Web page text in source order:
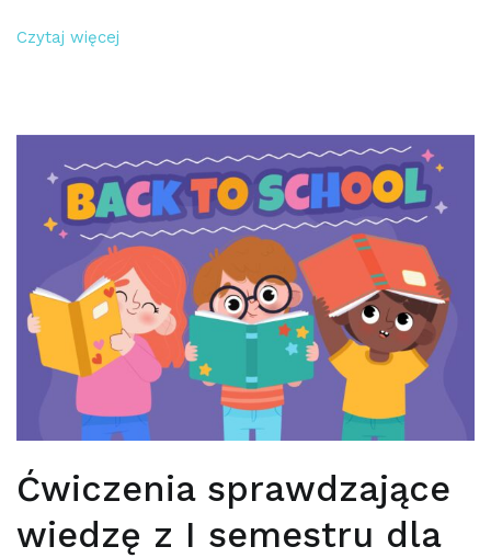
Czytaj więcej
Ćwiczenia sprawdzające
wiedzę z I semestru dla